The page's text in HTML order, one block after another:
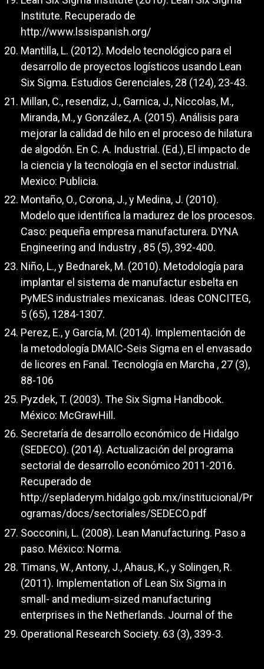
Institute. Recuperado de
http://www.lssispanish.org/
Mantilla, L. (2012). Modelo tecnológico para el
desarrollo de proyectos logísticos usando Lean
Six Sigma. Estudios Gerenciales, 28 (124), 23-43.
Millan, C., resendiz, J., Garnica, J., Niccolas, M.,
Miranda, M., y González, A. (2015). Análisis para
mejorar la calidad de hilo en el proceso de hilatura
de algodón. En C. A. Industrial. (Ed.), El impacto de
la ciencia y la tecnología en el sector industrial.
Mexico: Publicia.
Montaño, O., Corona, J., y Medina, J. (2010).
Modelo que identifica la madurez de los procesos.
Caso: pequeña empresa manufacturera. DYNA
Engineering and Industry , 85 (5), 392-400.
Niño, L., y Bednarek, M. (2010). Metodología para
implantar el sistema de manufactur esbelta en
PyMES industriales mexicanas. Ideas CONCITEG,
5 (65), 1284-1307.
Perez, E., y García, M. (2014). Implementación de
la metodología DMAIC-Seis Sigma en el envasado
de licores en Fanal. Tecnología en Marcha , 27 (3),
88-106
Pyzdek, T. (2003). The Six Sigma Handbook.
México: McGrawHill.
Secretaría de desarrollo económico de Hidalgo
(SEDECO). (2014). Actualización del programa
sectorial de desarrollo económico 2011-2016.
Recuperado de
http://sepladerym.hidalgo.gob.mx/institucional/Pr
ogramas/docs/sectoriales/SEDECO.pdf
Socconini, L. (2008). Lean Manufacturing. Paso a
paso. México: Norma.
Timans, W., Antony, J., Ahaus, K., y Solingen, R.
(2011). Implementation of Lean Six Sigma in
small- and medium-sized manufacturing
enterprises in the Netherlands. Journal of the
Operational Research Society. 63 (3), 339-3.